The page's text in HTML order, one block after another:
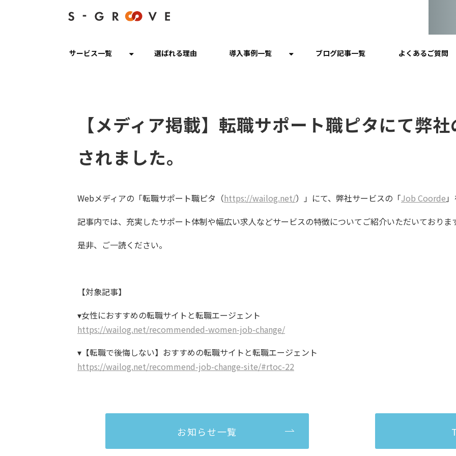
サービス一覧 選ばれる理由 導入事例一覧 ブログ記事一覧 よくあるご質問
【メディア掲載】転職サポート職ピタにて弊
されました。
Webメディアの「転職サポート職ピタ（https://wailog.net/）」にて、弊社サービスの「Job Coorde
記事内では、充実したサポート体制や幅広い求人などサービスの特徴についてご紹介いただいておりま
是非、ご一読ください。
【対象記事】
▾女性におすすめの転職サイトと転職エージェント
https://wailog.net/recommended-women-job-change/
▾【転職で後悔しない】おすすめの転職サイトと転職エージェント
​​​​​​​https://wailog.net/recommend-job-change-site/#rtoc-22
お知らせ一覧